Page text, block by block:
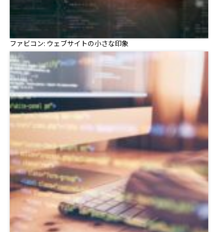
ファビコン: ウェブサイトの小さな印象